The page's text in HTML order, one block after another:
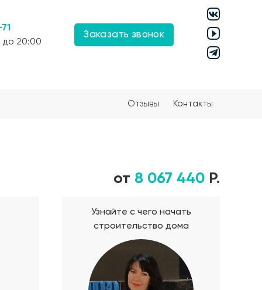
до 20:00
Заказать звонок
Отзывы Контакты
от 8 067 440 Р.
Узнайте с чего начать
строительство дома